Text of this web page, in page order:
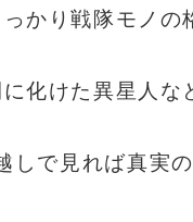
かり戦隊モノの
に化けた異星人な
しで見れば真実